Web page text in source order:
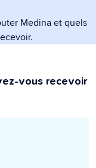
Medina et quels
vous recevoir